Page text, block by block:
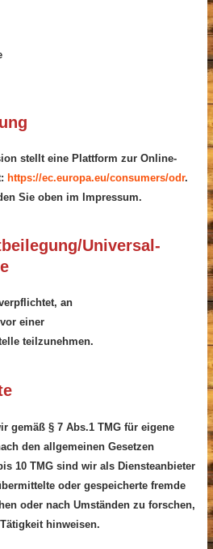
stellt eine Plattform zur Online-
https://ec.europa.eu/consumers/odr.
Sie oben im Impressum.
Universal­
an
einer
teilzunehmen.
gemäß § 7 Abs.1 TMG für eigene
den allgemeinen Gesetzen
10 TMG sind wir als Diensteanbieter
oder gespeicherte fremde
oder nach Umständen zu forschen,
hinweisen.